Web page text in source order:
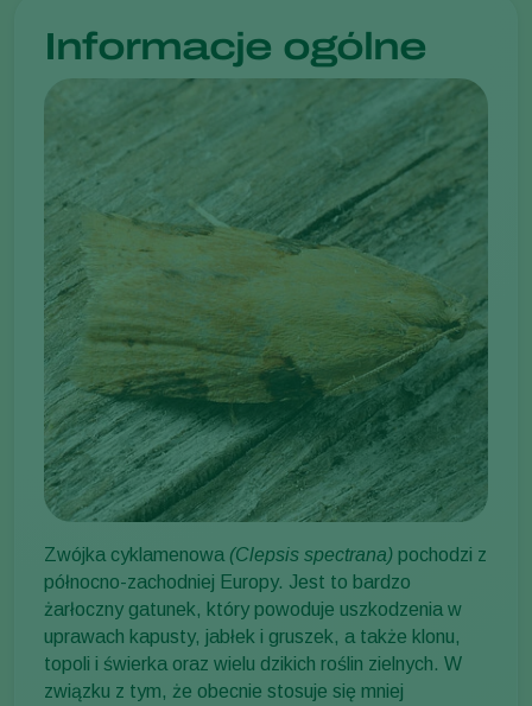
Informacje ogólne
Zwójka cyklamenowa (Clepsis spectrana) pochodzi z
północno-zachodniej Europy. Jest to bardzo
żarłoczny gatunek, który powoduje uszkodzenia w
uprawach kapusty, jabłek i gruszek, a także klonu,
topoli i świerka oraz wielu dzikich roślin zielnych. W
związku z tym, że obecnie stosuje się mniej